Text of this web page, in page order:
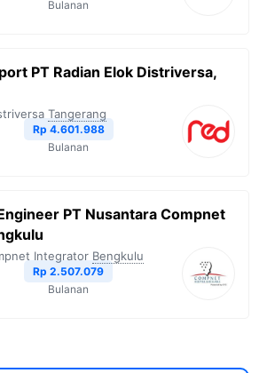
Bulanan
PT Radian Elok Distriversa,
Tangerang
Rp 4.601.988
Bulanan
PT Nusantara Compnet
Integrator Bengkulu
Rp 2.507.079
Bulanan